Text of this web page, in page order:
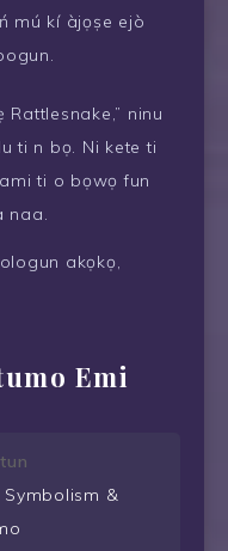
mú kí àjọṣe ejò
ninu
ti n bọ. Ni kete ti
ti o bọwọ fun
naa.
akọkọ,
Emi
Symbolism &